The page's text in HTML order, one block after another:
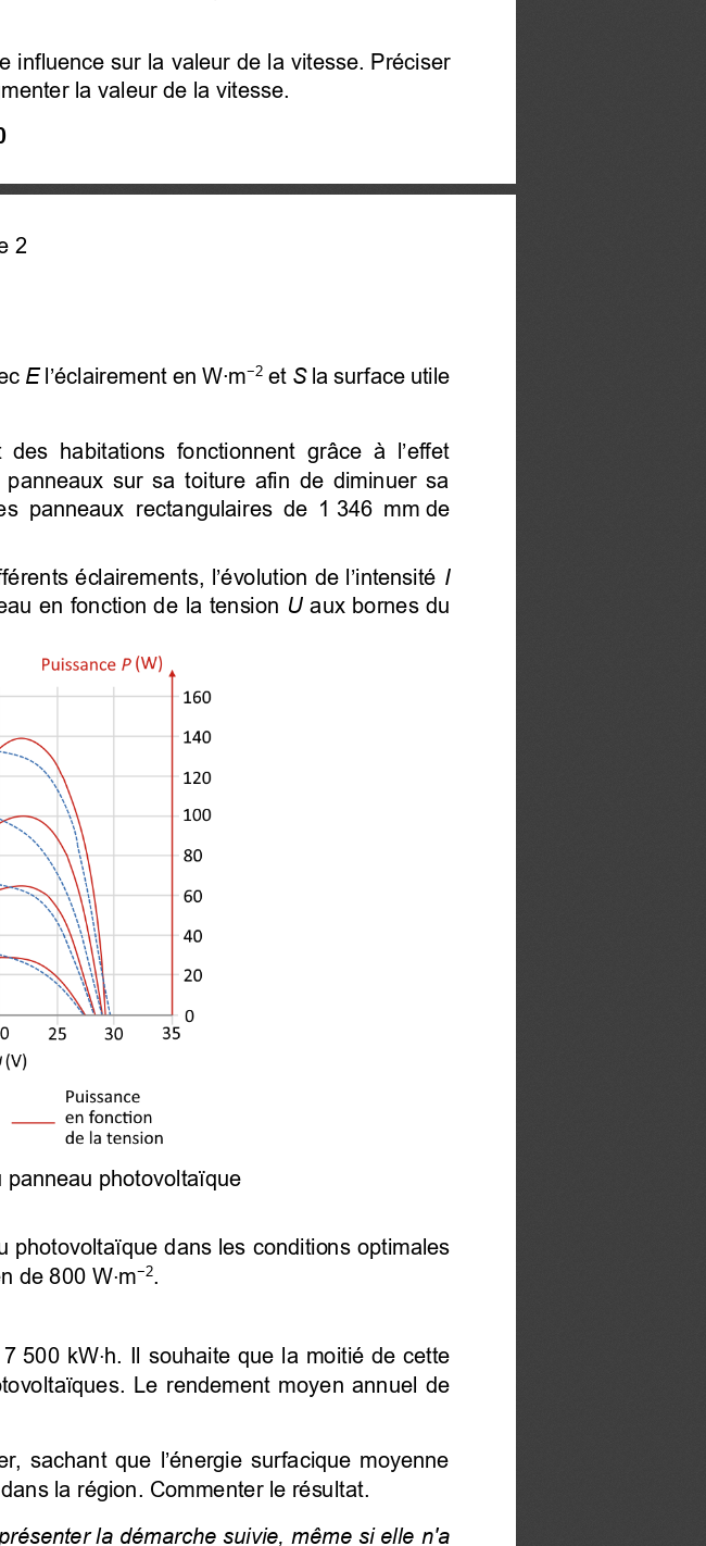
influence sur la valeur de la vitesse. Préciser
la valeur de la vitesse.
2
E l’éclairement en W∙m−2 et S la surface utile
habitations fonctionnent grâce à l’effet
sur  sa  toiture  afin  de  diminuer  sa
panneaux
  rectangulaires  de  1 346  mm de
éclairements, l’évolution de l’intensité I
en fonction de la tension U aux bornes du
photovoltaïque
photovoltaïque dans les conditions optimales
de 800 W⋅m−2.
500 kW⋅h. Il souhaite que la moitié de cette
Le  rendement  moyen  annuel  de
sachant que l’énergie surfacique moyenne
la région. Commenter le résultat.
la démarche suivie, même si elle n'a